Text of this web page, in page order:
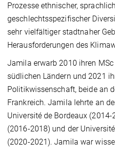
Prozesse ethnischer,
geschlechtsspezifischer
sehr vielfältiger stadtnaher
Herausforderungen des
Jamila erwarb 2010 ihren
südlichen Ländern und 2021
Politikwissenschaft, beide an
Frankreich. Jamila lehrte an
Université de Bordeaux
(2016-2018) und der
(2020-2021). Jamila war